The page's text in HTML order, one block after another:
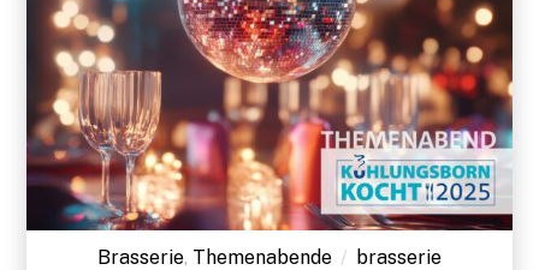
Brasserie, Themenabende brasserie